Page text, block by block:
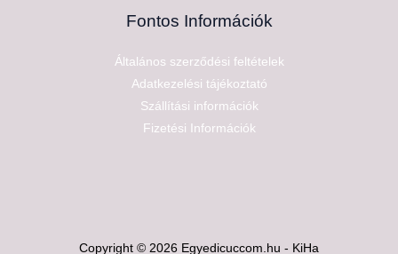
Fontos Információk
Általános szerződési feltételek
Adatkezelési tájékoztató
Szállítási információk
Fizetési Információk
Copyright © 2026 Egyedicuccom.hu - KiHa